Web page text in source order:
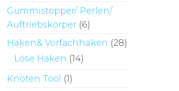
Gummistopper/ Perlen/
Auftriebskörper (6)
Haken& Vorfachhaken (28)
Löse Haken (14)
Knoten Tool (1)